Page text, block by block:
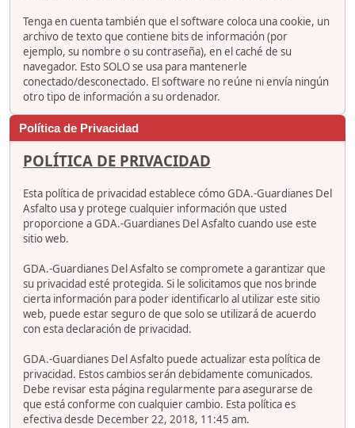
Tenga en cuenta también que el software coloca una cookie, un
archivo de texto que contiene bits de información (por
ejemplo, su nombre o su contraseña), en el caché de su
navegador. Esto SOLO se usa para mantenerle
conectado/desconectado. El software no reúne ni envía ningún
otro tipo de información a su ordenador.
Política de Privacidad
POLÍTICA DE PRIVACIDAD
Esta política de privacidad establece cómo GDA.-Guardianes Del
Asfalto usa y protege cualquier información que usted
proporcione a GDA.-Guardianes Del Asfalto cuando use este
sitio web.
GDA.-Guardianes Del Asfalto se compromete a garantizar que
su privacidad esté protegida. Si le solicitamos que nos brinde
cierta información para poder identificarlo al utilizar este sitio
web, puede estar seguro de que solo se utilizará de acuerdo
con esta declaración de privacidad.
GDA.-Guardianes Del Asfalto puede actualizar esta política de
privacidad. Estos cambios serán debidamente comunicados.
Debe revisar esta página regularmente para asegurarse de
que está conforme con cualquier cambio. Esta política es
efectiva desde December 22, 2018, 11:45 am.